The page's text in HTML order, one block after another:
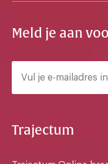
Meld je aan
Trajectum